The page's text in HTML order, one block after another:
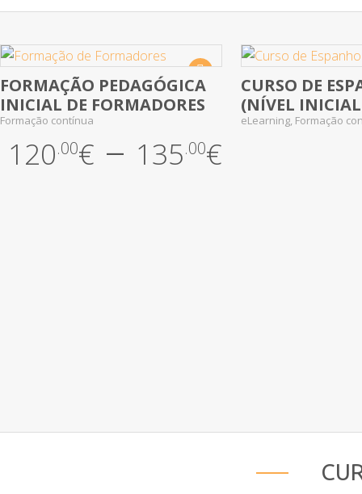
Destaque
No Review Yet
FORMAÇÃO PEDAGÓGICA
INICIAL DE FORMADORES
Formação contínua
120.00€ – 135.00€
No Review Yet
CURSO DE
(NÍVEL
eLearning, Formação